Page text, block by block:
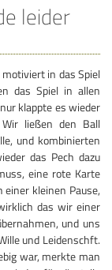
leider
in das Spiel
das Spiel in allen
klappte es wieder
ließen den Ball
und kombinierten
das Pech dazu
eine rote Karte
kleinen Pause,
das wir einer
und uns
und Leidenschft.
war, merkte man